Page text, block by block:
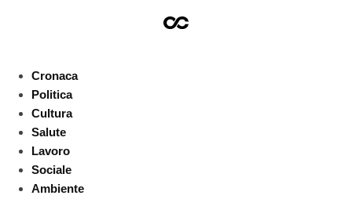
Cronaca
Politica
Cultura
Salute
Lavoro
Sociale
Ambiente